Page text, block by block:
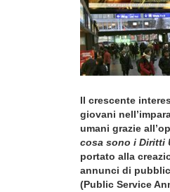
Il crescente
giovani
umani grazie
cosa sono i Diritti
portato alla
annunci di
(Public Service